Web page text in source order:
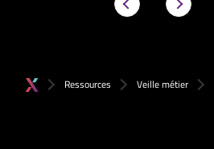
Ressources Veille métier